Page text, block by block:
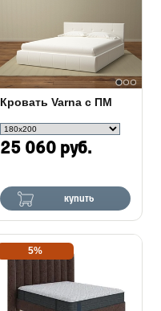
Кровать Varna c ПМ
25 060 руб.
купить
5%